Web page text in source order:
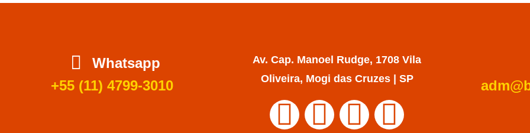
Whatsapp
+55 (11) 4799-3010
Av. Cap. Manoel Rudge, 1708 Vila
Oliveira, Mogi das Cruzes | SP